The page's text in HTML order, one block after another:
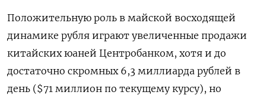
Положительную роль в майской восходящей
динамике рубля играют увеличенные продажи
китайских юаней Центробанком, хотя и до
достаточно скромных 6,3 миллиарда рублей в
день ($71 миллион по текущему курсу), но